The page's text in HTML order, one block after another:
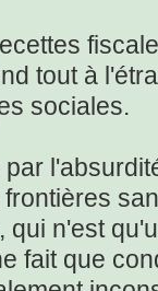
tout à
sociales.
n'est
fait que